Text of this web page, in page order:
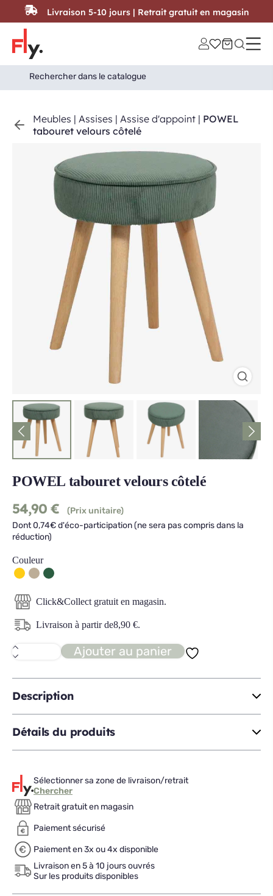
Passer au contenu
Search
for:
Search Button
Meubles | Assises | Assise d'appoint | POWEL
tabouret velours côtelé
POWEL tabouret velours côtelé
54,90 €
(Prix unitaire)
Dont 0,74€ d'éco-participation (ne sera pas compris dans la
réduction)
Couleur
Click&Collect gratuit en magasin.
Livraison à partir de8,90 €.
quantité
de
tabouret
velours
côtelé
Ajouter au panier
Description
Détails du produits
Sélectionner sa zone de livraison/retrait
Chercher
Retrait gratuit en magasin
Paiement sécurisé
Paiement en 3x ou 4x disponible
Livraison en 5 à 10 jours ouvrés
Sur les produits disponibles
Livraison 5-10 jours | Retrait gratuit en magasin